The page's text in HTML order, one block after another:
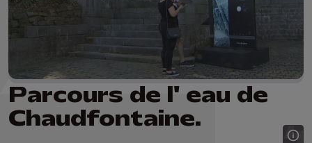
Parcours de l' eau de
Chaudfontaine.